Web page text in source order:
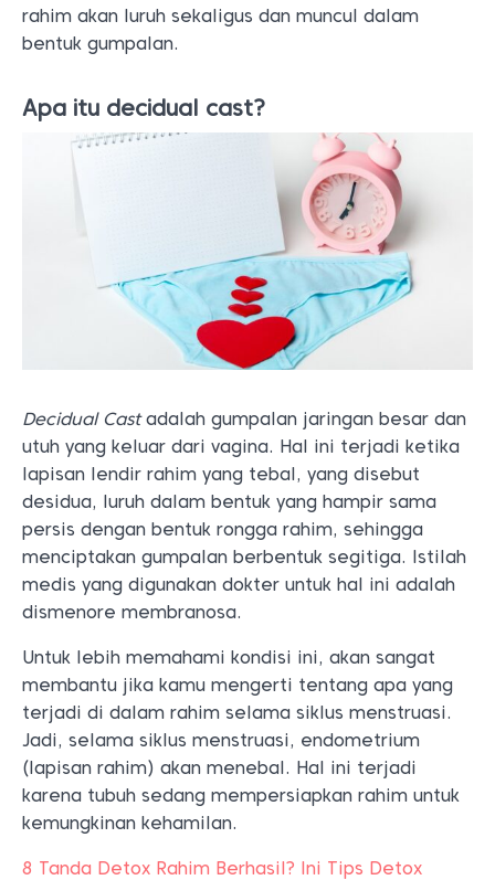
rahim akan luruh sekaligus dan muncul dalam
bentuk gumpalan.
Apa itu decidual cast?
Decidual Castadalah gumpalan jaringan besar dan
utuh yang keluar dari vagina. Hal ini terjadi ketika
lapisan lendir rahim yang tebal, yang disebut
desidua, luruh dalam bentuk yang hampir sama
persis dengan bentuk rongga rahim, sehingga
menciptakan gumpalan berbentuk segitiga. Istilah
medis yang digunakan dokter untuk hal ini adalah
dismenore membranosa.
Untuk lebih memahami kondisi ini, akan sangat
membantu jika kamu mengerti tentang apa yang
terjadi di dalam rahim selama siklus menstruasi.
Jadi, selama siklus menstruasi, endometrium
(lapisan rahim) akan menebal. Hal ini terjadi
karena tubuh sedang mempersiapkan rahim untuk
kemungkinan kehamilan.
8 Tanda Detox Rahim Berhasil? Ini Tips Detox